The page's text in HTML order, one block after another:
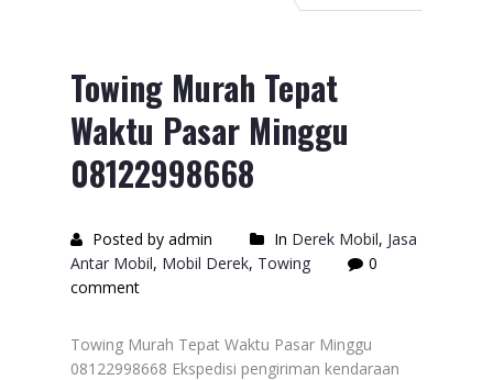
Towing Murah Tepat
Waktu Pasar Minggu
08122998668
Posted by admin In Derek Mobil, Jasa
Antar Mobil, Mobil Derek, Towing
0
comment
Towing Murah Tepat Waktu Pasar Minggu
08122998668 Ekspedisi pengiriman kendaraan